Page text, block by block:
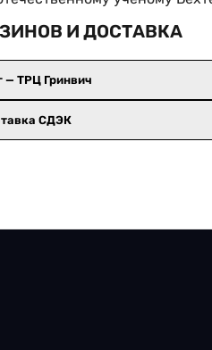
И ДОСТАВКА
— ТРЦ Гринвич
СДЭК